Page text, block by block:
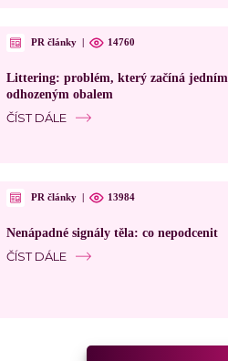
PR články | 14760
Littering: problém, který začíná jedním
odhozeným obalem
ČÍST DÁLE
PR články | 13984
Nenápadné signály těla: co nepodcenit
ČÍST DÁLE